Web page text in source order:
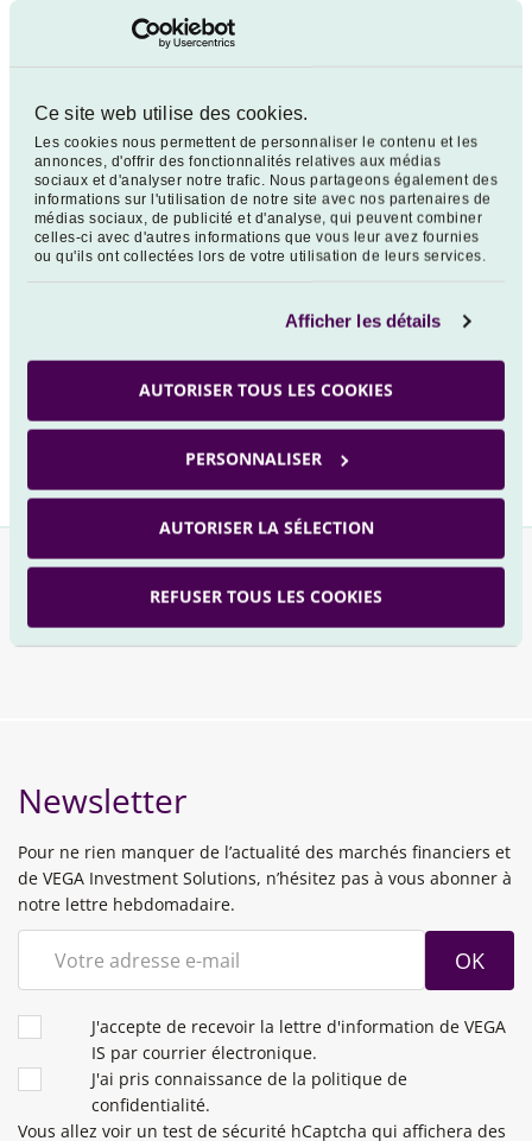
Ce site web utilise des cookies.
Les cookies nous permettent de personnaliser le contenu et les
annonces, d'offrir des fonctionnalités relatives aux médias
sociaux et d'analyser notre trafic. Nous partageons également des
informations sur l'utilisation de notre site avec nos partenaires de
médias sociaux, de publicité et d'analyse, qui peuvent combiner
celles-ci avec d'autres informations que vous leur avez fournies
ou qu'ils ont collectées lors de votre utilisation de leurs services.
Afficher les détails
AUTORISER TOUS LES COOKIES
PERSONNALISER
AUTORISER LA SÉLECTION
REFUSER TOUS LES COOKIES
LETTRE D'INFORMATION AUX
PORTEURS DU FONDS VEGA FRANCE
CONVICTIONS
386 ko
NOUS SUIVRE
LinkedinYouTube
Newsletter
Pour ne rien manquer de l’actualité des marchés financiers et
de VEGA Investment Solutions, n’hésitez pas à vous abonner à
notre lettre hebdomadaire.
OK
CONDITIONS
J'accepte de recevoir la lettre d'information de VEGA
IS par courrier électronique.
J'ai pris connaissance de la politique de
confidentialité.
Vous allez voir un test de sécurité hCaptcha qui affichera des